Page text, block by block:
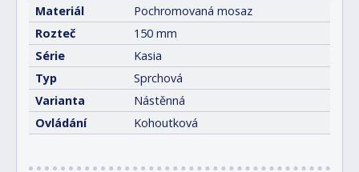
Materiál
Pochromovaná mosaz
Rozteč
150 mm
Série
Kasia
Typ
Sprchová
Varianta
Nástěnná
Ovládání
Kohoutková